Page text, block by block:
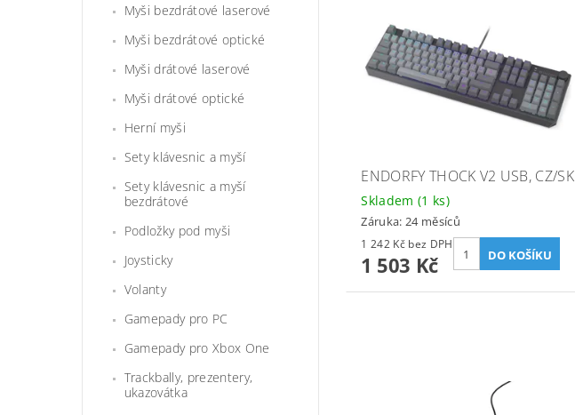
Myši bezdrátové laserové
Myši bezdrátové optické
Myši drátové laserové
Myši drátové optické
Herní myši
Sety klávesnic a myší
Sety klávesnic a myší
bezdrátové
Podložky pod myši
Joysticky
Volanty
Gamepady pro PC
Gamepady pro Xbox One
Trackbally, prezentery,
ukazovátka
ENDORFY THOCK V2 USB, CZ/SK
Skladem (1 ks)
Záruka: 24 měsíců
1 242 Kč bez DPH
1 503 Kč